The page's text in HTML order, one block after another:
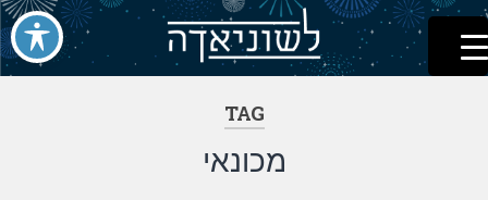
דלג
לתוכן
לשוניאדה
עברית. לשון. שפה
TAG
מכונאי